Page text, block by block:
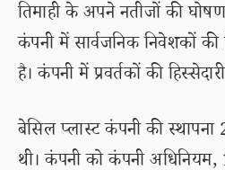
तिमाही के अपने नतीजों की
कंपनी में सार्वजनिक निवेशकों
है। कंपनी में प्रवर्तकों की
बेसिल प्लास्ट कंपनी की
थी। कंपनी को कंपनी अधिनियम,